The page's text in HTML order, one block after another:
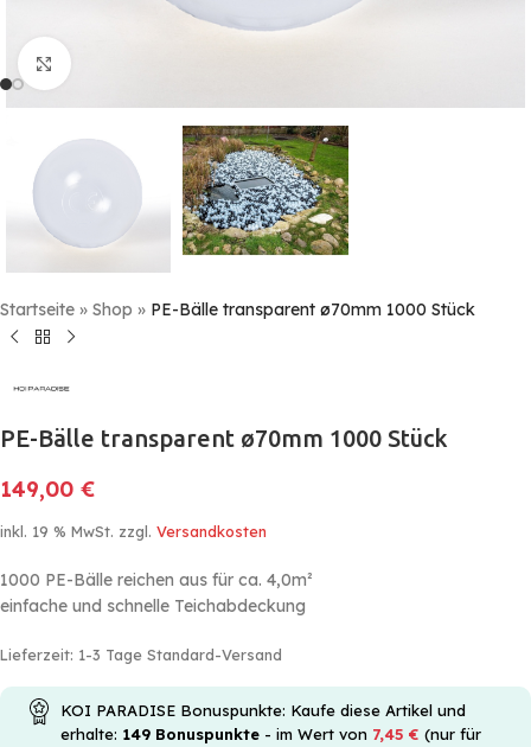
Click to enlarge
Startseite » Shop » PE-Bälle transparent ø70mm 1000 Stück
PE-Bälle transparent ø70mm 1000 Stück
149,00 €
inkl. 19 % MwSt. zzgl. Versandkosten
1000 PE-Bälle reichen aus für ca. 4,0m²
einfache und schnelle Teichabdeckung
Lieferzeit: 1-3 Tage Standard-Versand
KOI PARADISE Bonuspunkte: Kaufe diese Artikel und
erhalte: 149 Bonuspunkte - im Wert von 7,45 € (nur für